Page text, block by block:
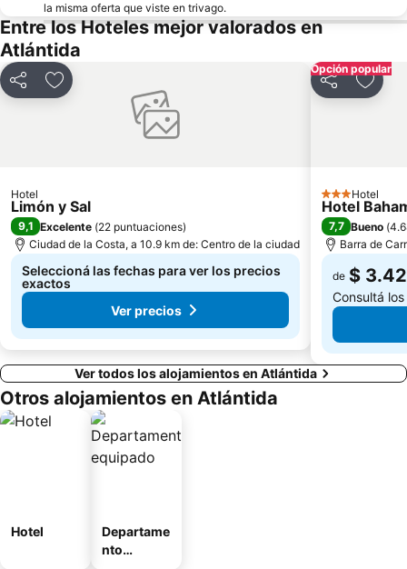
la misma oferta que viste en trivago.
Entre los Hoteles mejor valorados en
Atlántida
CompartirAñadir a favoritos
Hotel
Limón y Sal
9,1 Excelente (22 puntuaciones)
Ciudad de la Costa, a 10.9 km de: Centro de la ciudad
Seleccioná las fechas para ver los precios
exactos
Ver precios
Opción popular
Compartir
3 Estrellas
Hotel
Hotel
7,7 Bueno (
Barra de
de $
Consultá
Ver todos los alojamientos en Atlántida
Otros alojamientos en Atlántida
Hotel
Departame
nto